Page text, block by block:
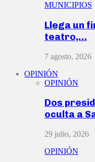
MUNICIPIOS
Llega un
teatro,…
7 agosto, 2026
OPINIÓN
OPINIÓN
Dos
oculta a
29 julio, 2026
OPINIÓN